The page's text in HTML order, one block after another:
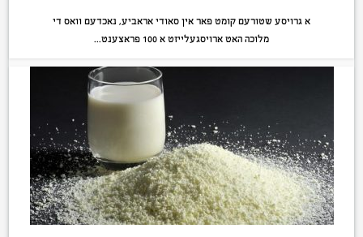
א גרויסע שטורעם קומט פאר אין סאודי אראביע, נאכדעם וואס די
מלוכה האט ארויסגעלייזט א 100 פראצענט...